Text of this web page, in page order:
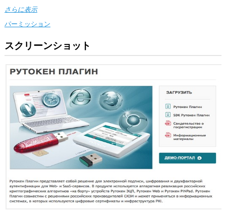
さらに表示
パーミッション
こ
の
張
機
能
は、
の
タ
に
ア
スクリーンショット